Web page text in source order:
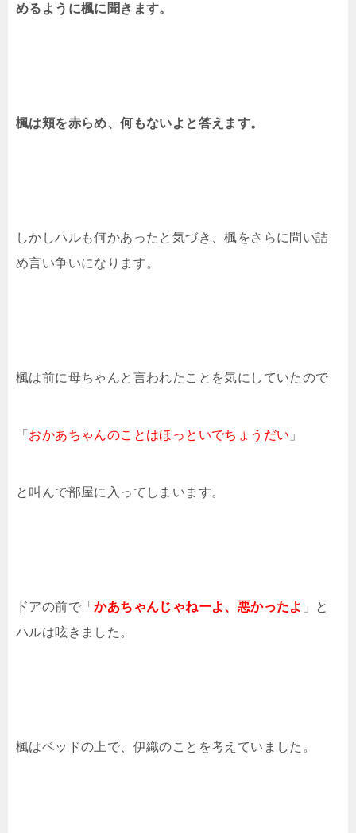
めるように楓に聞きます。
楓は頬を赤らめ、何もないよと答えます。
しかしハルも何かあったと気づき、楓をさらに問い詰
め言い争いになります。
楓は前に母ちゃんと言われたことを気にしていたので
「 おかあちゃんのことはほっといでちょうだい 」
と叫んで部屋に入ってしまいます。
ドアの前で「かあちゃんじゃねーよ、悪かったよ 」と
ハルは呟きました。
楓はベッドの上で、伊織のことを考えていました。